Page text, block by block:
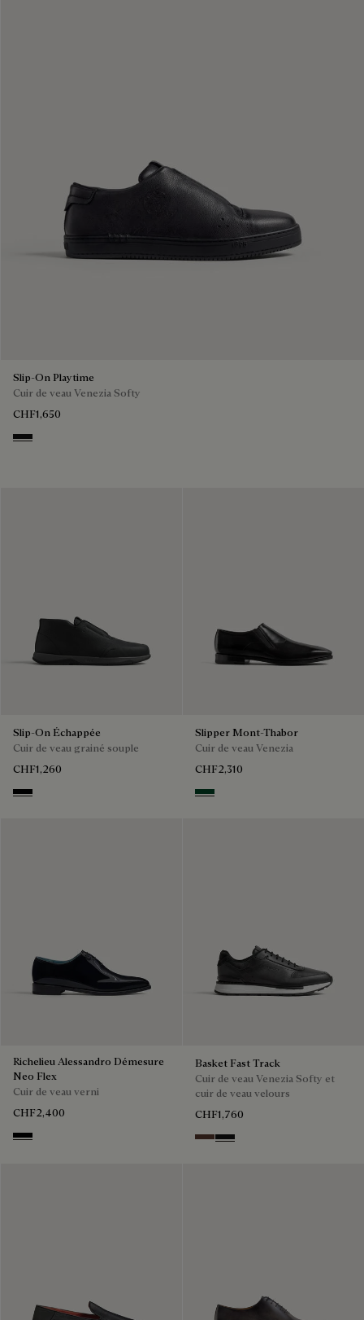
Slip-On Playtime
Cuir de veau Venezia Softy
CHF1,650
Nero Grigio
Slip-On Échappée
Cuir de veau grainé souple
CHF1,260
Black
Slipper Mont-Thabor
Cuir de veau Venezia
CHF2,310
Scarabee
Richelieu Alessandro Démesure
Neo Flex
Cuir de veau verni
CHF2,400
Black
Basket Fast Track
Cuir de veau Venezia Softy et
cuir de veau velours
CHF1,760
Soft Brown
Nero Grigio